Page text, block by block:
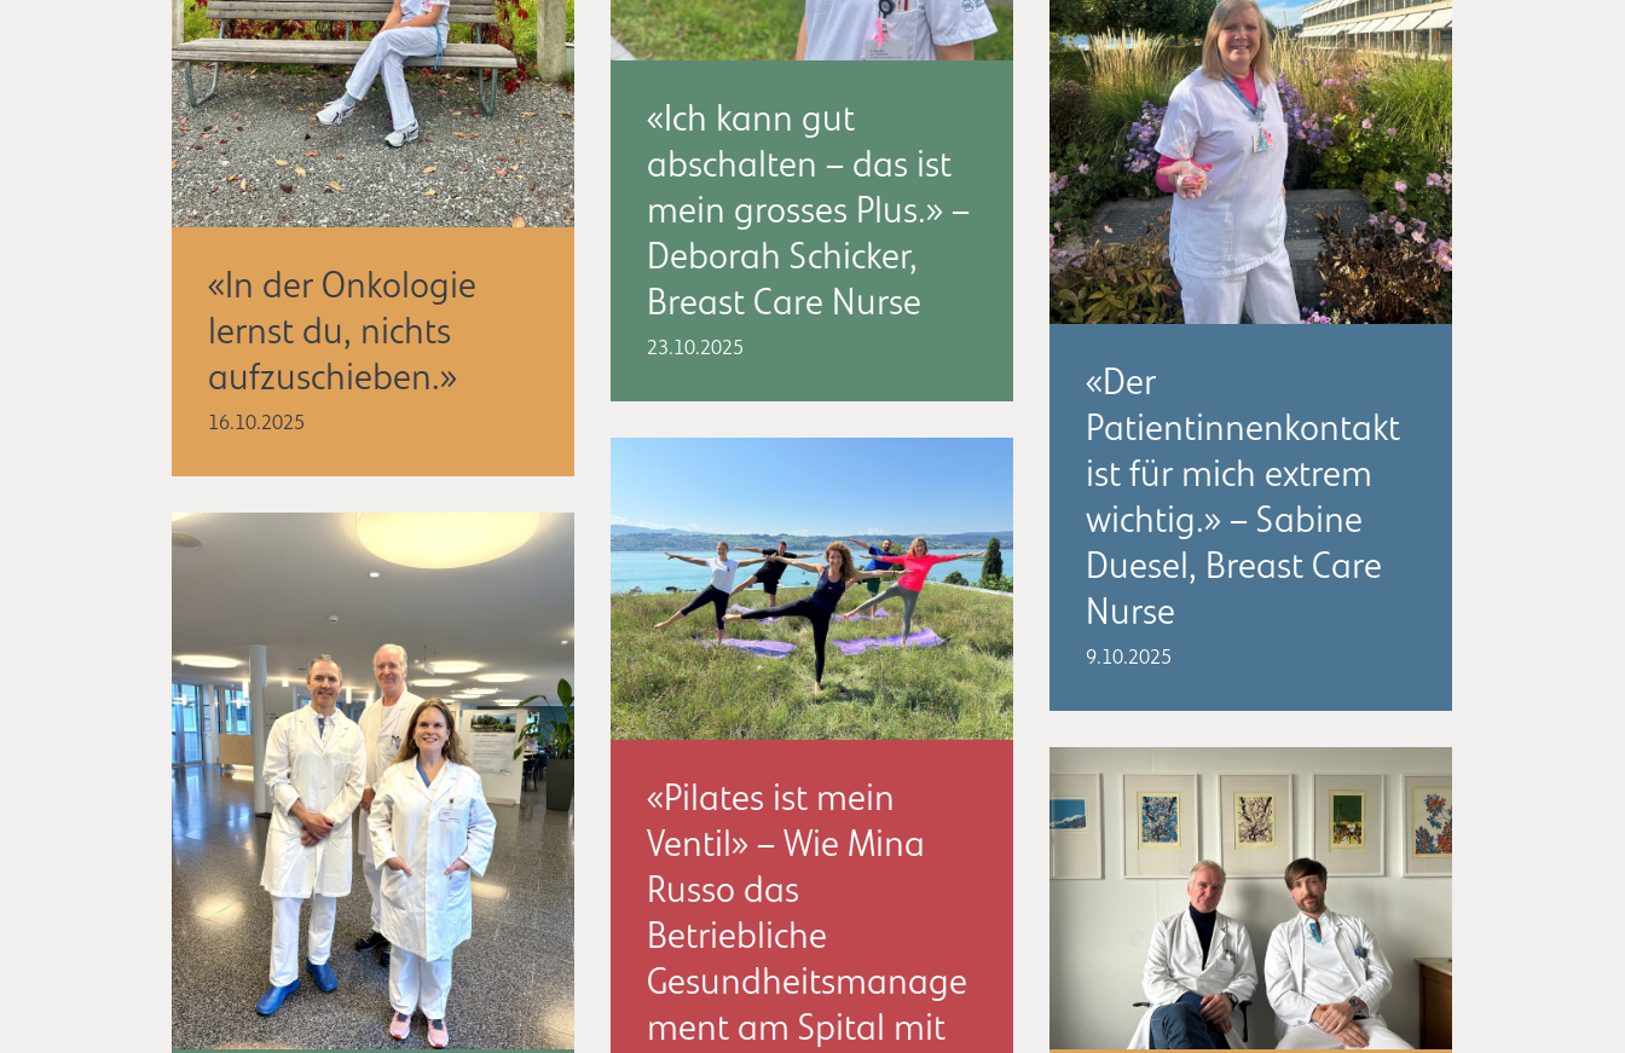
«Ich kann gut
abschalten – das ist
mein grosses Plus.» –
Deborah Schicker,
Breast Care Nurse
23.10.2025
«In der Onkologie
lernst du, nichts
aufzuschieben.»
16.10.2025
«Der
Patientinnenkontakt
ist für mich extrem
wichtig.» – Sabine
Duesel, Breast Care
Nurse
9.10.2025
«Pilates ist mein
Ventil» – Wie Mina
Russo das
Betriebliche
Gesundheitsmanage
ment am Spital mit